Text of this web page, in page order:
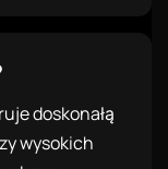
doskonałą
wysokich